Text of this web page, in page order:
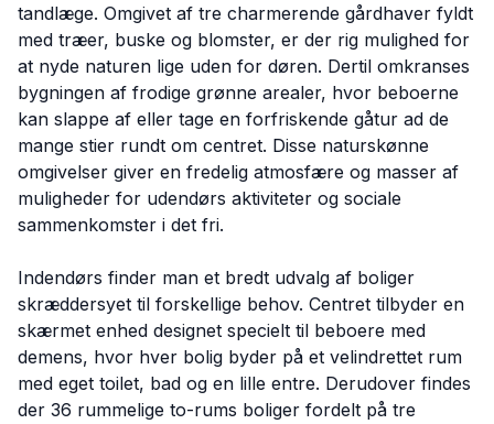
tandlæge. Omgivet af tre charmerende gårdhaver fyldt
med træer, buske og blomster, er der rig mulighed for
at nyde naturen lige uden for døren. Dertil omkranses
bygningen af frodige grønne arealer, hvor beboerne
kan slappe af eller tage en forfriskende gåtur ad de
mange stier rundt om centret. Disse naturskønne
omgivelser giver en fredelig atmosfære og masser af
muligheder for udendørs aktiviteter og sociale
sammenkomster i det fri.
Indendørs finder man et bredt udvalg af boliger
skræddersyet til forskellige behov. Centret tilbyder en
skærmet enhed designet specielt til beboere med
demens, hvor hver bolig byder på et velindrettet rum
med eget toilet, bad og en lille entre. Derudover findes
der 36 rummelige to-rums boliger fordelt på tre